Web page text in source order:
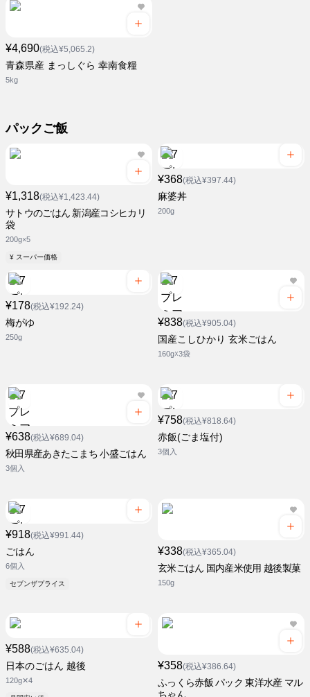
¥4,690(税込¥5,065.2)
青森県産 まっしぐら 幸南食糧
5kg
パックご飯
¥1,318(税込¥1,423.44)
サトウのごはん 新潟産コシヒカリ
袋
200g×5
¥ スーパー価格
¥368(税込¥397.44)
麻婆丼
200g
¥178(税込¥192.24)
梅がゆ
250g
¥838(税込¥905.04)
国産こしひかり 玄米ごはん
160g☓3袋
¥638(税込¥689.04)
秋田県産あきたこまち 小盛ごはん
3個入
¥758(税込¥818.64)
赤飯(ごま塩付)
3個入
¥918(税込¥991.44)
ごはん
6個入
セブンザプライス
¥338(税込¥365.04)
玄米ごはん 国内産米使用 越後製菓
150g
¥588(税込¥635.04)
日本のごはん 越後
120g✕4
¥358(税込¥386.64)
ふっくら赤飯 パック 東洋水産 マル
ちゃん